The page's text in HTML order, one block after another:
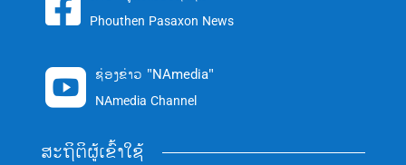
Phouthen Pasaxon News
 ຊ່ອງຂ່າວ "NAmedia"
NAmedia Channel
ສະຖິຕິຜູ້ເຂົ້າໃຊ້